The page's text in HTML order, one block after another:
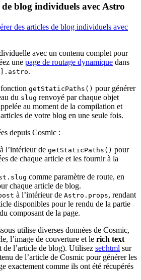
de blog individuels avec Astro
des articles de blog individuels avec
avec un contenu complet pour
une page de routage dynamique dans
.
getStaticPaths() pour générer
du slug renvoyé par chaque objet
au moment de la compilation et
de votre blog en une seule fois.
depuis Cosmic :
l’intérieur de getStaticPaths() pour
de chaque article et les fournir à la
comme paramètre de route, en
chaque article de blog.
à l’intérieur de Astro.props, rendant
disponibles pour le rendu de la partie
composant de la page.
utilise diverses données de Cosmic,
l’image de couverture et le rich text
de l’article de blog). Utilisez set:html sur
de l’article de Cosmic pour générer les
exactement comme ils ont été récupérés